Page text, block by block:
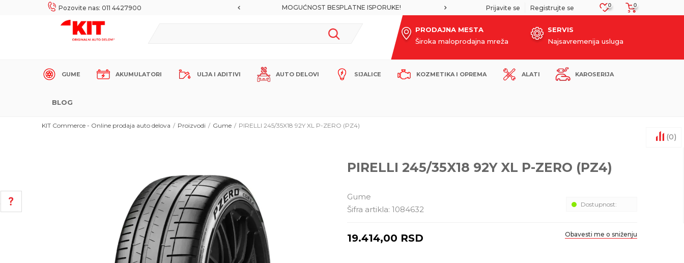
Pozovite nas: 011 4427900
SIGURNO PLAĆANJE PLATNIM KARTICAMA! MOGUĆNOST BESPLATNE ISPORUKE! SIGURNO PLAĆANJE PLATNIM KARTICAMA! 0
0
Prijavite se Registrujte se
PRODAJNA MESTA
Široka maloprodajna mreža
SERVIS
Najsavremenija usluga
GUME AKUMULATORI ULJA I ADITIVI AUTO DELOVI SIJALICE KOZMETIKA I OPREMA ALATI KAROSERIJA
BLOG
KIT Commerce - Online prodaja auto delova Proizvodi Gume PIRELLI 245/35X18 92Y XL P-ZERO (PZ4)
PIRELLI 245/35X18 92Y XL P-ZERO (PZ4)
Gume
Šifra artikla: 1084632
Dostupnost:
19.414,00 RSD Obavesti me o sniženju
(0)